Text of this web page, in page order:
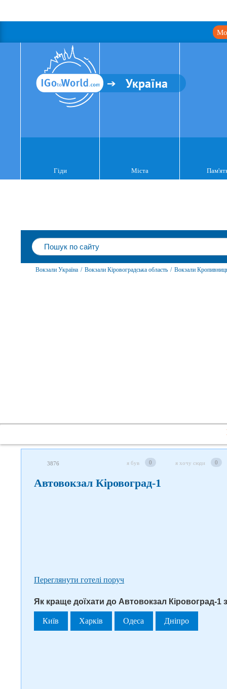
Україна
Гіди Міста
Вокзали Україна / Вокзали Кіровоградська область / Вокзали
3876 я був 0 я хочу сюди 0
Автовокзал Кіровоград-1
Переглянути готелі поруч
Як краще доїхати до Автовокзал Кіровоград-1
Київ Харків Одеса Дніпро